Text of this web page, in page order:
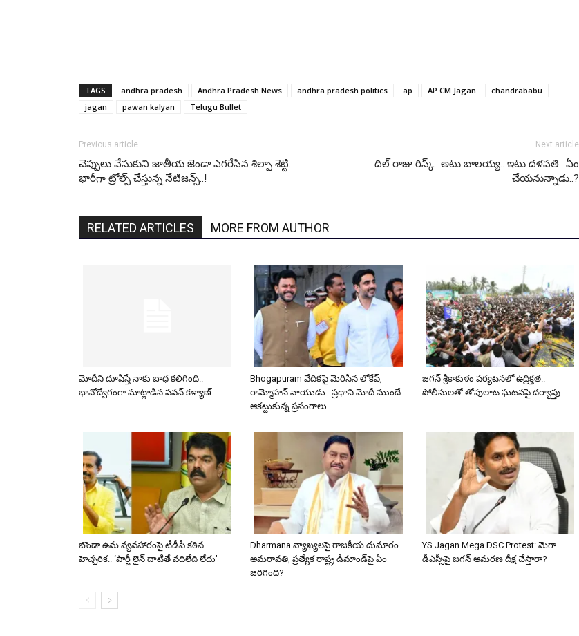
TAGS andhra pradesh Andhra Pradesh News andhra pradesh politics ap AP CM Jagan
chandrababu
jagan
pawan kalyan Telugu Bullet
Previous article
చెప్పులు వేసుకుని జాతీయ జెండా ఎగరేసిన శిల్పా శెట్టి…
భారీగా ట్రోల్స్ చేస్తున్న నేటిజన్స్..!
Next article
దిల్ రాజు రిస్క్.. అటు బాలయ్య.. ఇటు దళపతి.. ఏం
చేయనున్నాడు..?
RELATED ARTICLES MORE FROM AUTHOR
మోదీని దూషిస్తే నాకు బాధ కలిగింది..
భావోద్వేగంగా మాట్లాడిన పవన్ కళ్యాణ్
Bhogapuram వేదికపై మెరిసిన లోకేష్,
రామ్మోహన్ నాయుడు.. ప్రధాని మోదీ ముందే
ఆకట్టుకున్న ప్రసంగాలు
జగన్ శ్రీకాకుళం పర్యటనలో ఉద్రిక్తత..
పోలీసులతో తోపులాట ఘటనపై దర్యాప్తు
బొండా ఉమ వ్యవహారంపై టీడీపీ కఠిన
హెచ్చరిక.. ‘పార్టీ లైన్ దాటితే వదిలేది లేదు’
Dharmana వ్యాఖ్యలపై రాజకీయ దుమారం..
అమరావతి, ప్రత్యేక రాష్ట్ర డిమాండ్‌పై ఏం
జరిగింది?
YS Jagan Mega DSC Protest: మెగా
డీఎస్సీపై జగన్ ఆమరణ దీక్ష చేస్తారా?